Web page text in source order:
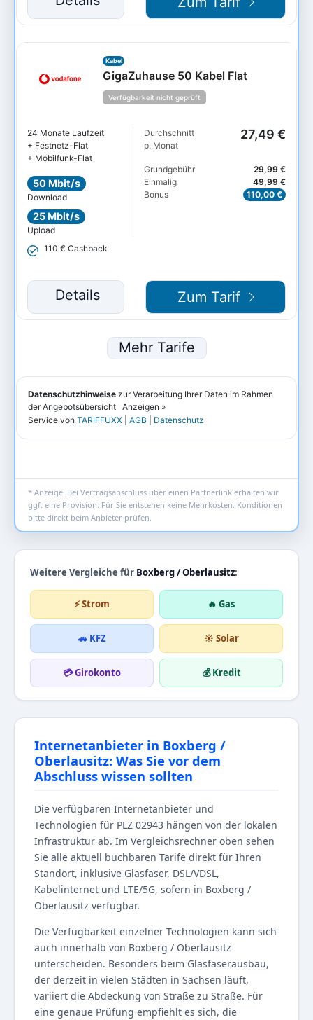
* Anzeige. Bei Vertragsabschluss über einen Partnerlink erhalten wir
ggf. eine Provision. Für Sie entstehen keine Mehrkosten. Konditionen
bitte direkt beim Anbieter prüfen.
Weitere Vergleiche für Boxberg / Oberlausitz:
⚡ Strom 🔥 Gas
🚗 KFZ ☀️ Solar
💳 Girokonto 💰 Kredit
Internetanbieter in Boxberg /
Oberlausitz: Was Sie vor dem
Abschluss wissen sollten
Die verfügbaren Internetanbieter und
Technologien für PLZ 02943 hängen von der lokalen
Infrastruktur ab. Im Vergleichsrechner oben sehen
Sie alle aktuell buchbaren Tarife direkt für Ihren
Standort, inklusive Glasfaser, DSL/VDSL,
Kabelinternet und LTE/5G, sofern in Boxberg /
Oberlausitz verfügbar.
Die Verfügbarkeit einzelner Technologien kann sich
auch innerhalb von Boxberg / Oberlausitz
unterscheiden. Besonders beim Glasfaserausbau,
der derzeit in vielen Städten in Sachsen läuft,
variiert die Abdeckung von Straße zu Straße. Für
eine genaue Prüfung empfiehlt es sich, die